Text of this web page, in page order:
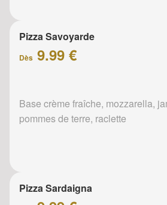
Pizza Savoyarde
Dès 9.99 €
Base crème fraîche, mozzarella,
pommes de terre, raclette
Pizza Sardaigna